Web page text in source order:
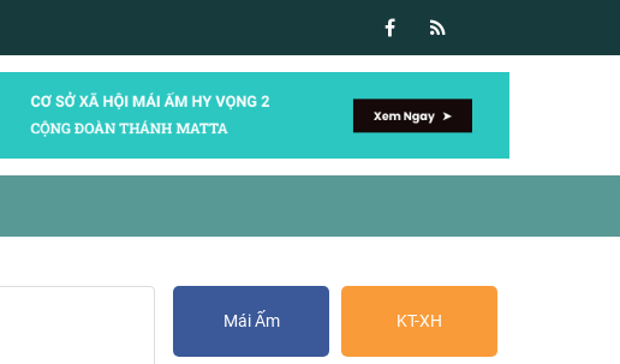
Mái Ấm KT-XH